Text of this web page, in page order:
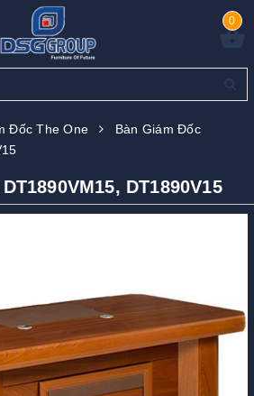
0
Đốc The One
Bàn Giám Đốc
DT1890V15